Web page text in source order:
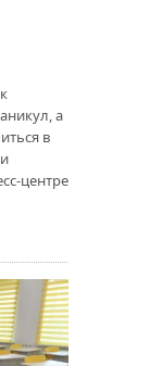
а
в
центре